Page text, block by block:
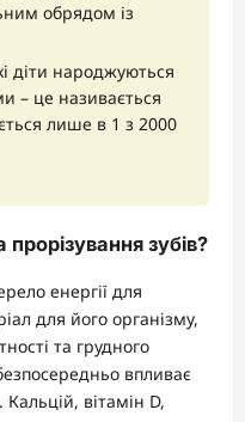
обрядом із
діти народжуються
– це називається
лише в 1 з 2000
зубів?
енергії для
для його організму,
та грудного
впливає
вітамін D,